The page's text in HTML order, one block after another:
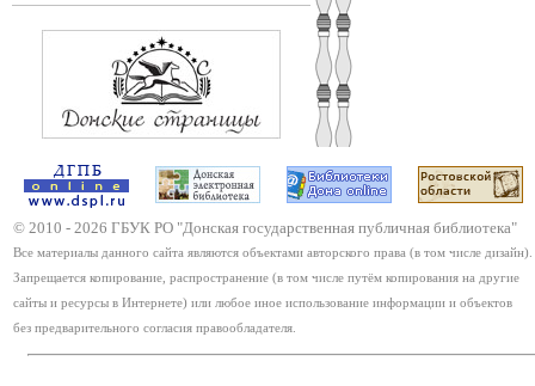
© 2010 - 2026 ГБУК РО "Донская государственная публичная библиотека"
Все материалы данного сайта являются объектами авторского права (в том числе дизайн).
Запрещается копирование, распространение (в том числе путём копирования на другие
сайты и ресурсы в Интернете) или любое иное использование информации и объектов
без предварительного согласия правообладателя.